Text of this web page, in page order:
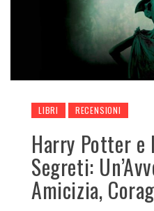
LIBRI RECENSIONI
Harry Potter e
Segreti:
Amicizia,